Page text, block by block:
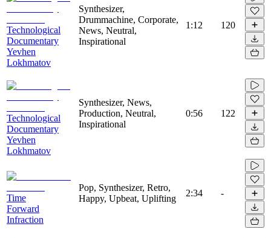
Technological
Documentary
Yevhen
Lokhmatov
Synthesizer,
Drummachine, Corporate,
News, Neutral,
Inspirational
1:12 120
Technological
Documentary
Yevhen
Lokhmatov
Synthesizer, News,
Production, Neutral,
Inspirational
0:56 122
Time
Forward
Infraction
Pop, Synthesizer, Retro,
Happy, Upbeat, Uplifting
2:34 -